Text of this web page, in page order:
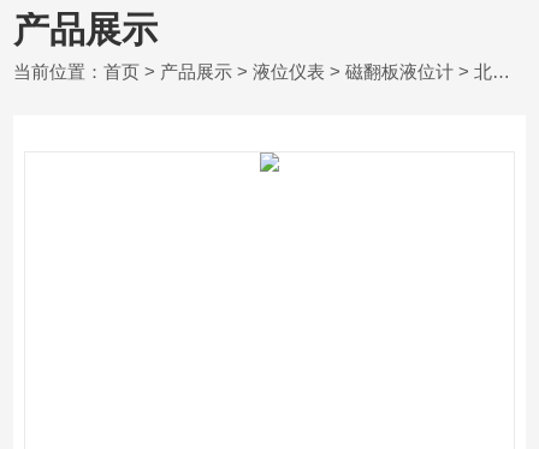
产品展示
当前位置：首页 > 产品展示 >液位仪表 >磁翻板液位计 > 北京翻柱式液位变送器生产厂家